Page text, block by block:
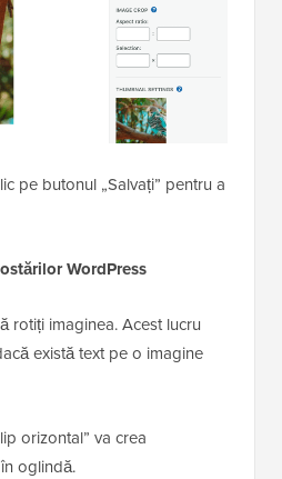
pe butonul „Salvați” pentru a
WordPress
rotiți imaginea. Acest lucru
există text pe o imagine
orizontal” va crea
oglindă.